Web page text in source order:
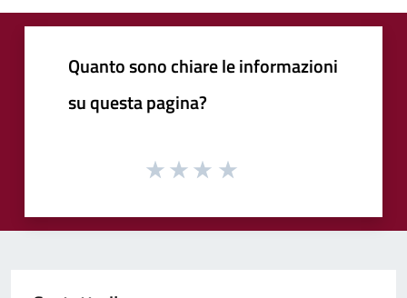
Quanto sono chiare le informazioni
su questa pagina?